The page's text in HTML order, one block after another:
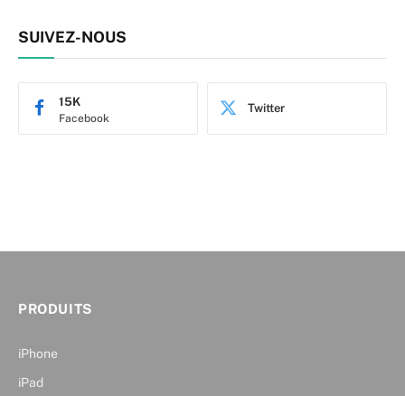
SUIVEZ-NOUS
Facebook
15K Twitter
PRODUITS
iPhone
iPad